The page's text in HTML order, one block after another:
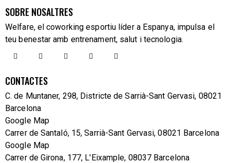
SOBRE NOSALTRES
Welfare, el coworking esportiu líder a Espanya, impulsa el
teu benestar amb entrenament, salut i tecnologia.
CONTACTES
C. de Muntaner, 298, Districte de Sarrià-Sant Gervasi, 08021
Barcelona
Google Map
Carrer de Santaló, 15, Sarrià-Sant Gervasi, 08021 Barcelona
Google Map
Carrer de Girona, 177, L'Eixample, 08037 Barcelona